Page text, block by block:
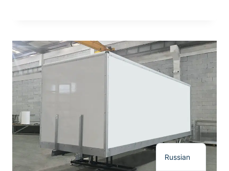
Russian
English
Japanese
Korean
Polish
Spanish